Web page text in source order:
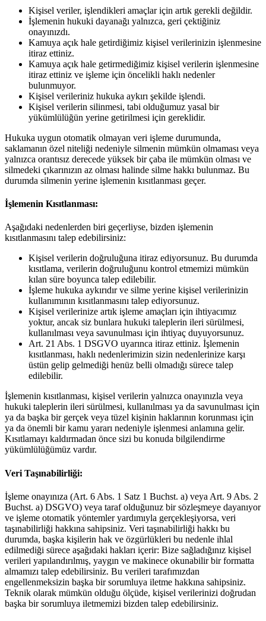
Kişisel veriler, işlendikleri amaçlar için artık gerekli değildir.
İşlemenin hukuki dayanağı yalnızca, geri çektiğiniz
onayınızdı.
Kamuya açık hale getirdiğimiz kişisel verilerinizin işlenmesine
itiraz ettiniz.
Kamuya açık hale getirmediğimiz kişisel verilerin işlenmesine
itiraz ettiniz ve işleme için öncelikli haklı nedenler
bulunmuyor.
Kişisel verileriniz hukuka aykırı şekilde işlendi.
Kişisel verilerin silinmesi, tabi olduğumuz yasal bir
yükümlülüğün yerine getirilmesi için gereklidir.
Hukuka uygun otomatik olmayan veri işleme durumunda,
saklamanın özel niteliği nedeniyle silmenin mümkün olmaması veya
yalnızca orantısız derecede yüksek bir çaba ile mümkün olması ve
silmedeki çıkarınızın az olması halinde silme hakkı bulunmaz. Bu
durumda silmenin yerine işlemenin kısıtlanması geçer.
İşlemenin Kısıtlanması:
Aşağıdaki nedenlerden biri geçerliyse, bizden işlemenin
kısıtlanmasını talep edebilirsiniz:
Kişisel verilerin doğruluğuna itiraz ediyorsunuz. Bu durumda
kısıtlama, verilerin doğruluğunu kontrol etmemizi mümkün
kılan süre boyunca talep edilebilir.
İşleme hukuka aykırıdır ve silme yerine kişisel verilerinizin
kullanımının kısıtlanmasını talep ediyorsunuz.
Kişisel verilerinize artık işleme amaçları için ihtiyacımız
yoktur, ancak siz bunlara hukuki taleplerin ileri sürülmesi,
kullanılması veya savunulması için ihtiyaç duyuyorsunuz.
Art. 21 Abs. 1 DSGVO uyarınca itiraz ettiniz. İşlemenin
kısıtlanması, haklı nedenlerimizin sizin nedenlerinize karşı
üstün gelip gelmediği henüz belli olmadığı sürece talep
edilebilir.
İşlemenin kısıtlanması, kişisel verilerin yalnızca onayınızla veya
hukuki taleplerin ileri sürülmesi, kullanılması ya da savunulması için
ya da başka bir gerçek veya tüzel kişinin haklarının korunması için
ya da önemli bir kamu yararı nedeniyle işlenmesi anlamına gelir.
Kısıtlamayı kaldırmadan önce sizi bu konuda bilgilendirme
yükümlülüğümüz vardır.
Veri Taşınabilirliği:
İşleme onayınıza (Art. 6 Abs. 1 Satz 1 Buchst. a) veya Art. 9 Abs. 2
Buchst. a) DSGVO) veya taraf olduğunuz bir sözleşmeye dayanıyor
ve işleme otomatik yöntemler yardımıyla gerçekleşiyorsa, veri
taşınabilirliği hakkına sahipsiniz. Veri taşınabilirliği hakkı bu
durumda, başka kişilerin hak ve özgürlükleri bu nedenle ihlal
edilmediği sürece aşağıdaki hakları içerir: Bize sağladığınız kişisel
verileri yapılandırılmış, yaygın ve makinece okunabilir bir formatta
almamızı talep edebilirsiniz. Bu verileri tarafımızdan
engellenmeksizin başka bir sorumluya iletme hakkına sahipsiniz.
Teknik olarak mümkün olduğu ölçüde, kişisel verilerinizi doğrudan
başka bir sorumluya iletmemizi bizden talep edebilirsiniz.